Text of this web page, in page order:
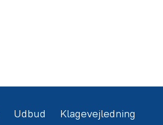
Udbud Klagevejledning